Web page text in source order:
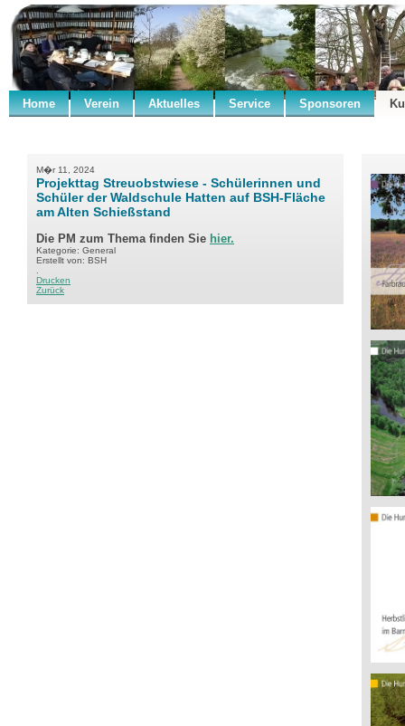
Home Verein Aktuelles Service Sponsoren
M�r 11, 2024
Projekttag Streuobstwiese - Schülerinnen und
Schüler der Waldschule Hatten auf BSH-Fläche
am Alten Schießstand
Die PM zum Thema finden Sie hier.
Kategorie: General
Erstellt von: BSH
Drucken
Zurück